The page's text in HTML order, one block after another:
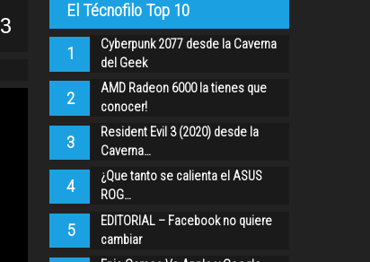
El Técnofilo Top 10
1
Cyberpunk 2077 desde la Caverna
del Geek
2
AMD Radeon 6000 la tienes que
conocer!
3
Resident Evil 3 (2020) desde la
Caverna…
4
¿Que tanto se calienta el ASUS
ROG…
5
EDITORIAL – Facebook no quiere
cambiar